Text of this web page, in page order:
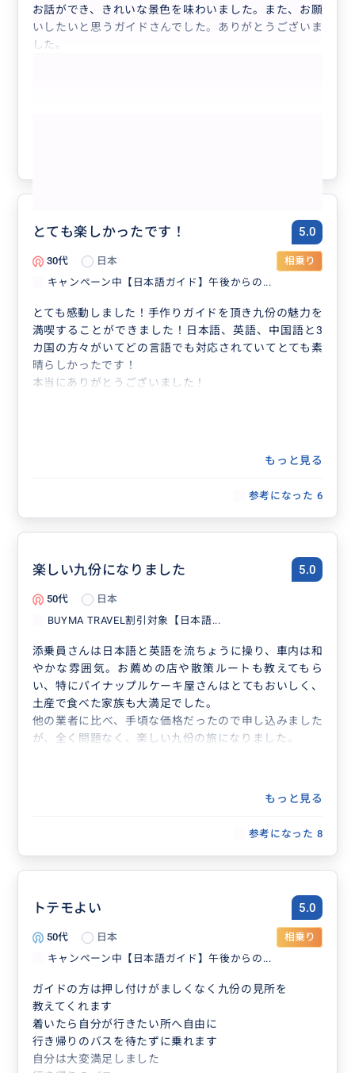
お話ができ、きれいな景色を味わいました。また、お願
いしたいと思うガイドさんでした。ありがとうございま
した。
とても楽しかったです！ 5.0
30代 日本
相乗り
キャンペーン中【日本語ガイド】午後からの...
とても感動しました！手作りガイドを頂き九份の魅力を
満喫することができました！日本語、英語、中国語と3
カ国の方々がいてどの言語でも対応されていてとても素
晴らしかったです！
本当にありがとうございました！
もっと見る
参考になった 6
楽しい九份になりました 5.0
50代
日本
BUYMA TRAVEL割引対象【日本語...
添乗員さんは日本語と英語を流ちょうに操り、車内は和
やかな雰囲気。お薦めの店や散策ルートも教えてもら
い、特にパイナップルケーキ屋さんはとてもおいしく、
土産で食べた家族も大満足でした。
他の業者に比べ、手頃な価格だったので申し込みました
が、全く問題なく、楽しい九份の旅になりました。
もっと見る
参考になった 8
トテモよい 5.0
50代 日本
相乗り
キャンペーン中【日本語ガイド】午後からの...
ガイドの方は押し付けがましくなく九份の見所を
教えてくれます
着いたら自分が行きたい所へ自由に
行き帰りのバスを待たずに乗れます
自分は大変満足しました